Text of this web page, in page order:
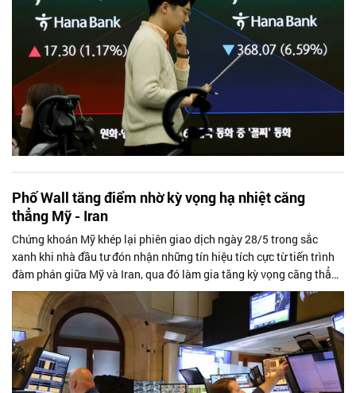
Phố Wall tăng điểm nhờ kỳ vọng hạ nhiệt căng
thẳng Mỹ - Iran
Chứng khoán Mỹ khép lại phiên giao dịch ngày 28/5 trong sắc
xanh khi nhà đầu tư đón nhận những tín hiệu tích cực từ tiến trình
đàm phán giữa Mỹ và Iran, qua đó làm gia tăng kỳ vọng căng thẳng
địa chính trị tại Trung Đông sẽ tiếp tục được kiểm soát.